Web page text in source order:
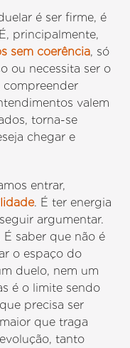
é ser firme, é
principalmente,
sem coerência, só
ou necessita ser o
compreender
valem
torna-se
chegar e
entrar,
. É ter energia
argumentar.
saber que não é
o espaço do
duelo, nem um
é o limite sendo
precisa ser
que traga
tanto